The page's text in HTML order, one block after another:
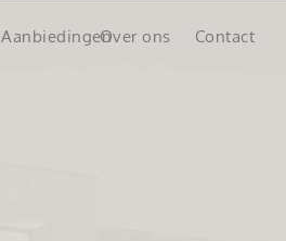
AanbiedingenOver ons Contact